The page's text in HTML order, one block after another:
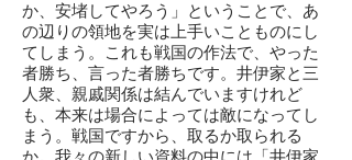
か、安堵してやろう」ということで、あ
の辺りの領地を実は上手いことものにし
てしまう。これも戦国の作法で、やった
者勝ち、言った者勝ちです。井伊家と三
人衆、親戚関係は結んでいますけれど
も、本来は場合によっては敵になってし
まう。戦国ですから、取るか取られる
か。我々の新しい資料の中には「井伊家